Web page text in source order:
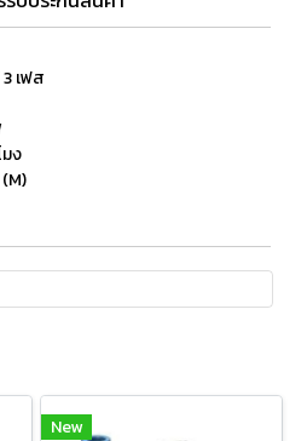
เฟส
ง
New